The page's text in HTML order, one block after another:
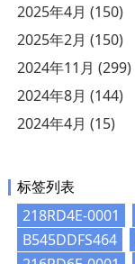
2025年4月 (150)
2025年2月 (150)
2024年11月 (299)
2024年8月 (144)
2024年4月 (15)
标签列表
218RD4E-0001
B545DDFS464